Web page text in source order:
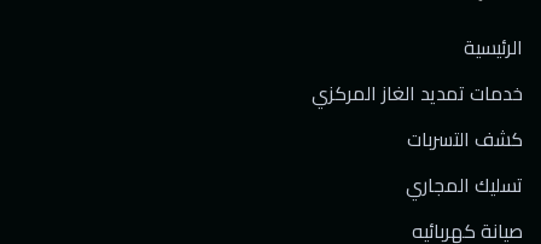
الرئيسية
خدمات تمديد الغاز المركزي
كشف التسربات
تسليك المجاري
صيانة كهربائيه